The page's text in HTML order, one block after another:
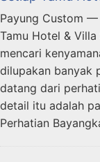
Payung Custom —
Tamu Hotel &
mencari
dilupakan banyak
datang dari
detail itu adalah
Perhatian